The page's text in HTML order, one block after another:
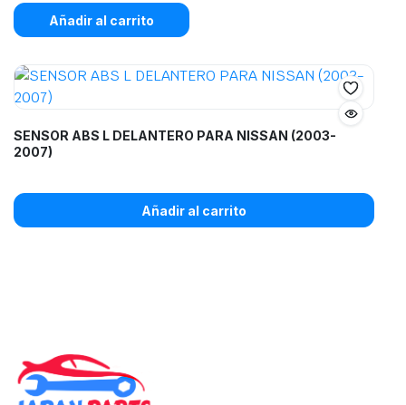
Añadir al carrito
SENSOR ABS L DELANTERO PARA NISSAN (2003-
2007)
Añadir al carrito